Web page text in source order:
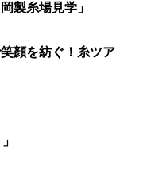
製糸場見学」
顔を紡ぐ！糸ツア